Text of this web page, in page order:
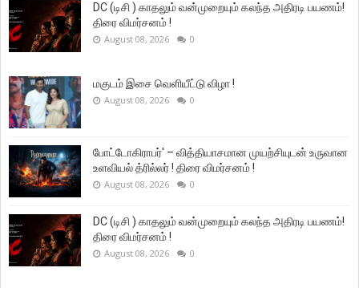
DC (டிசி ) காதலும் வன்முறையும் கலந்த அதிரடி பயணம்!
திரை விமர்சனம் !
August 08, 2026 0
மகுடம் இசை வெளியீட்டு விழா !
August 08, 2026 0
போட்டோகிராபர்' – வித்தியாசமான முயற்சியுடன் உருவான
உளவியல் த்ரில்லர் ! திரை விமர்சனம் !
August 08, 2026 0
DC (டிசி ) காதலும் வன்முறையும் கலந்த அதிரடி பயணம்!
திரை விமர்சனம் !
August 08, 2026 0